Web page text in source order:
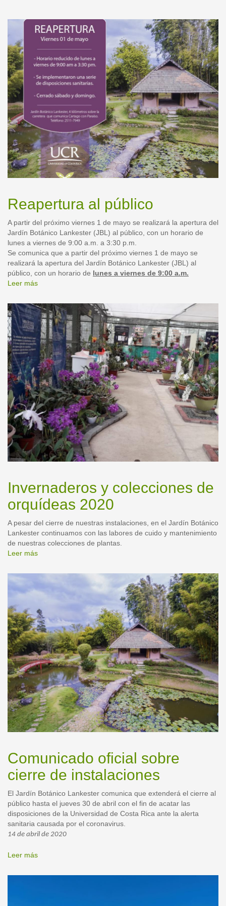
Reapertura al público
A partir del próximo viernes 1 de mayo se realizará la apertura del
Jardín Botánico Lankester (JBL) al público, con un horario de
lunes a viernes de 9:00 a.m. a 3:30 p.m.
Se comunica que a partir del próximo viernes 1 de mayo se
realizará la apertura del Jardín Botánico Lankester (JBL) al
público, con un horario de lunes a viernes de 9:00 a.m.
Leer más
al
público
Invernaderos y colecciones de
orquídeas 2020
A pesar del cierre de nuestras instalaciones, en el Jardín Botánico
Lankester continuamos con las labores de cuido y mantenimiento
de nuestras colecciones de plantas.
Leer más
y
colecciones
de
2020
Comunicado oficial sobre
cierre de instalaciones
El Jardín Botánico Lankester comunica que extenderá el cierre al
público hasta el jueves 30 de abril con el fin de acatar las
disposiciones de la Universidad de Costa Rica ante la alerta
sanitaria causada por el coronavirus.
14 de abril de 2020
Leer más
oficial